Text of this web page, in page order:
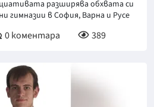
разширява обхвата си
гимназии в София, Варна и Русе
0коментара 389